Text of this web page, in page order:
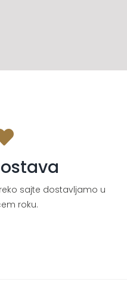
sajte dostavljamo u
roku.